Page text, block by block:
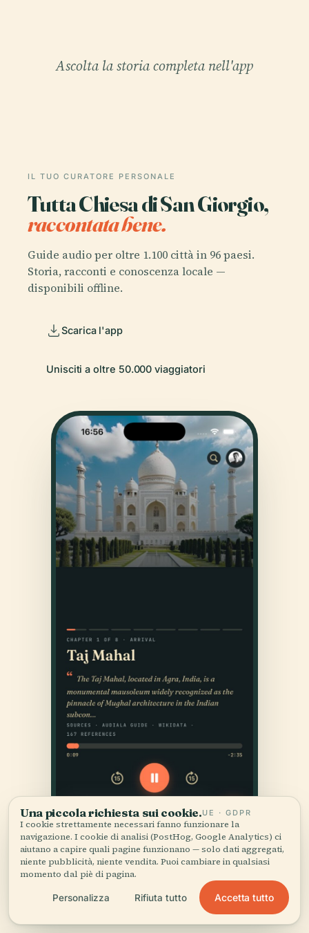
Ascolta la storia completa nell'app
IL TUO CURATORE PERSONALE
Tutta Chiesa di San Giorgio,
raccontata bene.
Guide audio per oltre 1.100 città in 96 paesi.
Storia, racconti e conoscenza locale —
disponibili offline.
Scarica l'app
Unisciti a oltre 50.000 viaggiatori
Una piccola richiesta sui cookie.UE · GDPR
I cookie strettamente necessari fanno funzionare la
navigazione. I cookie di analisi (PostHog, Google Analytics) ci
aiutano a capire quali pagine funzionano — solo dati aggregati,
niente pubblicità, niente vendita. Puoi cambiare in qualsiasi
momento dal piè di pagina.
Personalizza Rifiuta tutto Accetta tutto